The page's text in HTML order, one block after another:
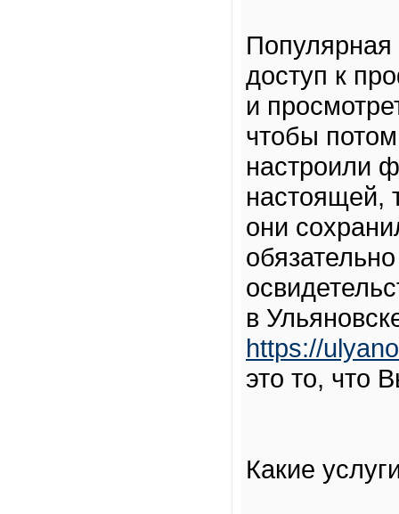
доступ к
и
чтобы
настроили
настоящей,
они
в
https://
это то, что
Какие